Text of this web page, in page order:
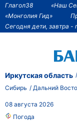
Глагол38 «Наш
«Монголия Гид»
Сегодня дети, завтра -
Иркутская область
Сибирь
Дальний
08 августа 2026
Погода